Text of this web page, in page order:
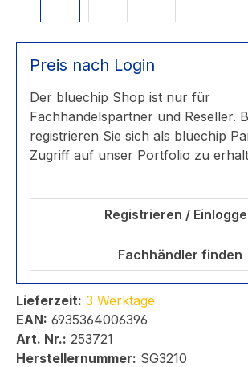
Preis nach Login
Der bluechip Shop ist nur für
Fachhandelspartner und Reseller.
registrieren Sie sich als bluechip
Zugriff auf unser Portfolio zu
Registrieren /
Fachhändler finden
Lieferzeit: 3 Werktage
EAN: 6935364006396
Art. Nr.: 253721
Herstellernummer: SG3210